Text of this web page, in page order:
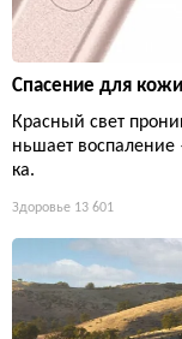
Спасение для
Красный свет
ньшает воспаление
ка.
Здоровье 13 601